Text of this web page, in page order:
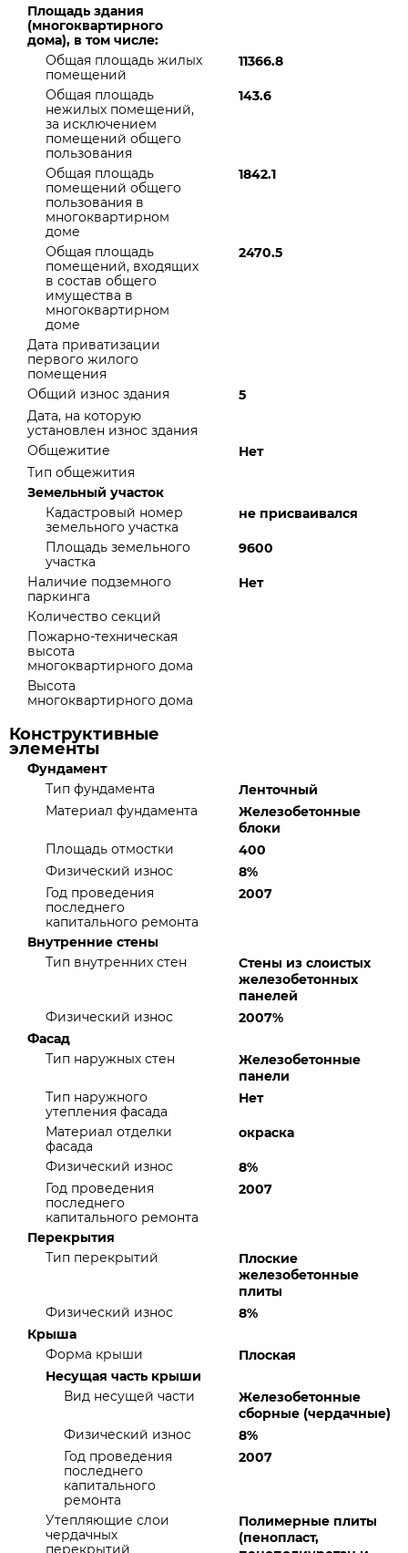
Площадь здания
(многоквартирного
дома), в том числе:
Общая площадь жилых
помещений
11366.8
Общая площадь
нежилых помещений,
за исключением
помещений общего
пользования
143.6
Общая площадь
помещений общего
пользования в
многоквартирном
доме
1842.1
Общая площадь
помещений, входящих
в состав общего
имущества в
многоквартирном
доме
2470.5
Дата приватизации
первого жилого
помещения
Общий износ здания
5
Дата, на которую
установлен износ здания
Общежитие
Нет
Тип общежития
Земельный участок
Кадастровый номер
земельного участка
не присваивался
Площадь земельного
участка
9600
Наличие подземного
паркинга
Нет
Количество секций
Пожарно-техническая
высота
многоквартирного дома
Высота
многоквартирного дома
Конструктивные
элементы
Фундамент
Тип фундамента
Ленточный
Материал фундамента
Железобетонные
блоки
Площадь отмостки
400
Физический износ
8%
Год проведения
последнего
капитального ремонта
2007
Внутренние стены
Тип внутренних стен
Стены из слоистых
железобетонных
панелей
Физический износ
2007%
Фасад
Тип наружных стен
Железобетонные
панели
Тип наружного
утепления фасада
Нет
Материал отделки
фасада
окраска
Физический износ
8%
Год проведения
последнего
капитального ремонта
2007
Перекрытия
Тип перекрытий
Плоские
железобетонные
плиты
Физический износ
8%
Крыша
Форма крыши
Плоская
Несущая часть крыши
Вид несущей части
Железобетонные
сборные (чердачные)
Физический износ
8%
Год проведения
последнего
капитального
ремонта
2007
Утепляющие слои
чердачных
перекрытий
Полимерные плиты
(пенопласт,